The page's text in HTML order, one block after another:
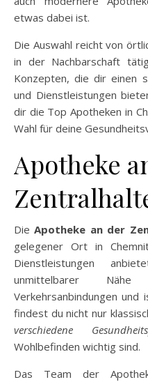
etwas dabei ist.
Die Auswahl reicht von
in der Nachbarschaft
Konzepten, die dir einen
und Dienstleistungen
dir die Top Apotheken in
Wahl für deine
Apotheke
DieApotheke an der
gelegener Ort in
Dienstleistungen
unmittelbarer
Verkehrsanbindungen
findest du nicht nur
verschiedene
Wohlbefinden wichtig sind.
Das Team der